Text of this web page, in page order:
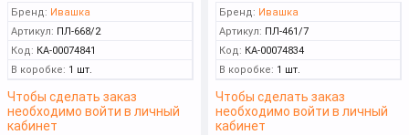
Бренд: Ивашка
Артикул: ПЛ-668/2
Код: КА-00074841
В коробке: 1 шт.
Чтобы сделать заказ
необходимо войти в личный
кабинет
Бренд: Ивашка
Артикул: ПЛ-461/7
Код: КА-00074834
В коробке: 1 шт.
Чтобы сделать заказ
необходимо войти в личный
кабинет